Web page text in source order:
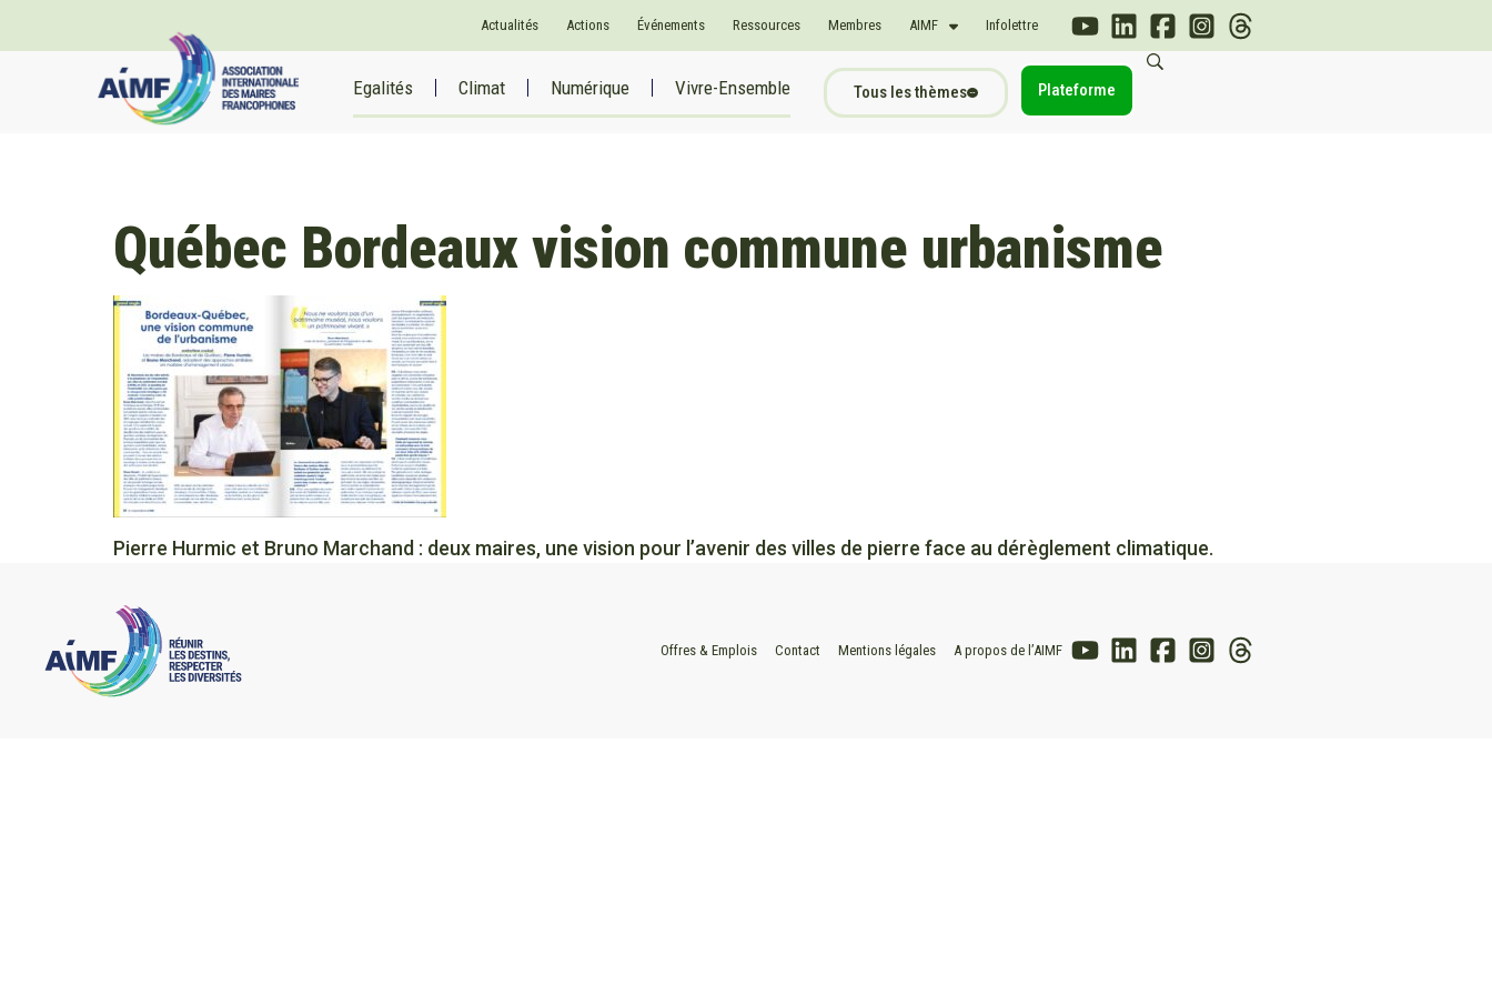
Actualités Actions Événements Ressources Membres AIMF Infolettre
Egalités Climat Numérique Vivre-Ensemble Tous les thèmes Plateforme
Québec Bordeaux vision commune urbanisme
Pierre Hurmic et Bruno Marchand : deux maires, une vision pour l’avenir des villes de pierre face au dérèglement climatique.
Offres & Emplois Contact Mentions légales A propos de l’AIMF